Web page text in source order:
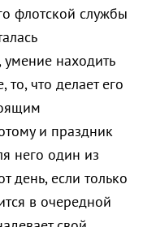
флотской службы
умение находить
что делает его
и праздник
него один из
день, если только
в очередной